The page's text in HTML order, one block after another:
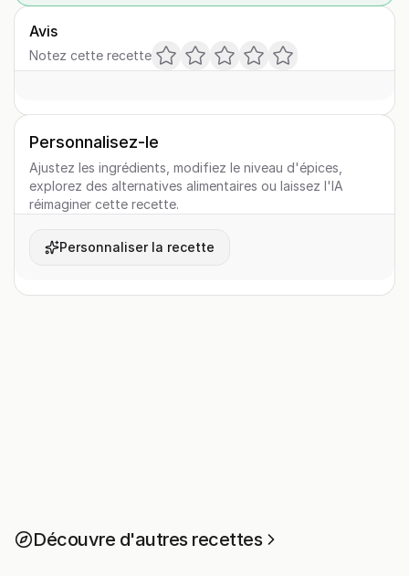
Avis
Notez cette recette
Personnalisez-le
Ajustez les ingrédients, modifiez le niveau d'épices,
explorez des alternatives alimentaires ou laissez l'IA
réimaginer cette recette.
Personnaliser la recette
Découvre d'autres recettes